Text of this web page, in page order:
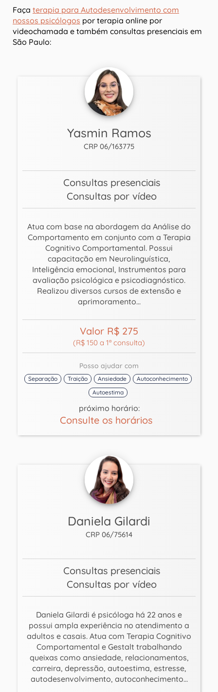
Faça terapia para Autodesenvolvimento com
nossos psicólogos por terapia online por
videochamada e também consultas presenciais em
São Paulo:
Yasmin Ramos
CRP 06/163775
Consultas presenciais
Consultas por vídeo
Atua com base na abordagem da Análise do
Comportamento em conjunto com a Terapia
Cognitivo Comportamental. Possui
capacitação em Neurolinguística,
Inteligência emocional, Instrumentos para
avaliação psicológica e psicodiagnóstico.
Realizou diversos cursos de extensão e
aprimoramento...
Valor R$ 275
(R$ 150 a 1ª consulta)
Posso ajudar com
Separação Traição Ansiedade
Autoconhecimento
Autoestima
próximo horário:
Consulte os horários
Daniela Gilardi
CRP 06/75614
Consultas presenciais
Consultas por vídeo
Daniela Gilardi é psicóloga há 22 anos e
possui ampla experiência no atendimento a
adultos e casais. Atua com Terapia Cognitivo
Comportamental e Gestalt trabalhando
queixas como ansiedade, relacionamentos,
carreira, depressão, autoestima, estresse,
autodesenvolvimento, autoconhecimento...